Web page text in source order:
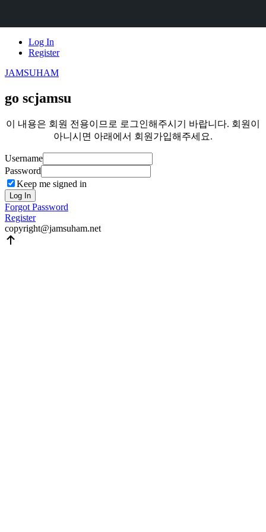
Skip
Log In
Register
JAMSUHAM
go scjamsu
이 내용은 회원 전용이므로 로그인해주시기 바랍니다. 회원이
아니시면 아래에서 회원가입해주세요.
Username
Password
Keep me signed in
Log In
Forgot Password
Register
copyright@jamsuham.net